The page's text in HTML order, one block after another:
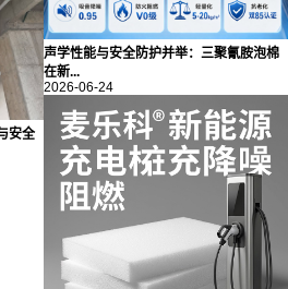
安全
声学性能与安全防护并举：三聚氰胺泡棉
在新...
2026-06-24